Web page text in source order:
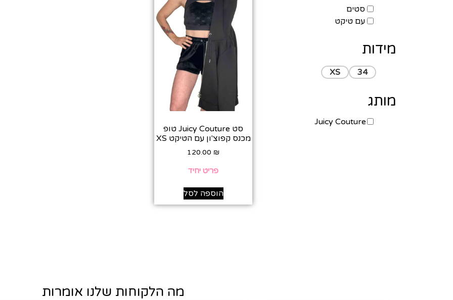
סטים
עם טיקט
מידות
34
XS
מותג
Juicy Couture
סט Juicy Couture טופ
מכנס קפוצ'ון עם הטיקט XS
120.00 ₪
פריט יחיד
הוספה לסל
מה הלקוחות שלנו אומרות